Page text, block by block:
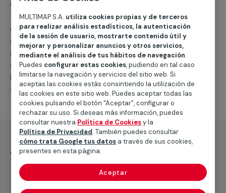
diseñada a tu medida y sin ningún compromiso. Un
técnico de MULTIMAP contactará inmediatamente
contigo para informarte sobre las diferentes
alternativas que podemos ofrecerte para elservicio
general de climatización frio, como por ejemplo el
suministro de los materiales necesarios, las
intervenciones a realizar, o la mano de obra que hará
falta para completar tu proyecto.
¿Qué incluye?
MULTIMAP S.A. utiliza cookies propias y de terceros
para realizar análisis estadísticos, la autenticación
de la sesión de usuario, mostrarte contenido útil y
mejorar y personalizar anuncios y otros servicios,
mediante el análisis de tus hábitos de navegación.
Puedes configurar estas cookies, pudiendo en tal caso
limitarse la navegación y servicios del sitio web. Si
aceptas las cookies estás consintiendo la utilización de
las cookies en este sitio web. Puedes aceptar todas las
cookies pulsando el botón "Aceptar", configurar o
rechazar su uso. Si deseas más información, puedes
consultar nuestra Política de Cookiesy la
Política de Privacidad. También puedes consultar
cómo trata Google tus datos a través de sus cookies,
presentes en esta página.
Aceptar